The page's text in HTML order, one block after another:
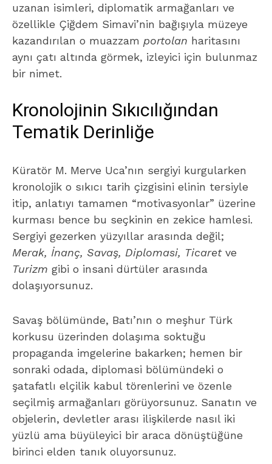
uzanan isimleri, diplomatik armağanları ve
özellikle Çiğdem Simavi’nin bağışıyla müzeye
kazandırılan o muazzam portolan haritasını
aynı çatı altında görmek, izleyici için bulunmaz
bir nimet.
Kronolojinin Sıkıcılığından
Tematik Derinliğe
Küratör M. Merve Uca’nın sergiyi kurgularken
kronolojik o sıkıcı tarih çizgisini elinin tersiyle
itip, anlatıyı tamamen “motivasyonlar” üzerine
kurması bence bu seçkinin en zekice hamlesi.
Sergiyi gezerken yüzyıllar arasında değil;
Merak, İnanç, Savaş, Diplomasi, Ticaretve
Turizm gibi o insani dürtüler arasında
dolaşıyorsunuz.
Savaş bölümünde, Batı’nın o meşhur Türk
korkusu üzerinden dolaşıma soktuğu
propaganda imgelerine bakarken; hemen bir
sonraki odada, diplomasi bölümündeki o
şatafatlı elçilik kabul törenlerini ve özenle
seçilmiş armağanları görüyorsunuz. Sanatın ve
objelerin, devletler arası ilişkilerde nasıl iki
yüzlü ama büyüleyici bir araca dönüştüğüne
birinci elden tanık oluyorsunuz.